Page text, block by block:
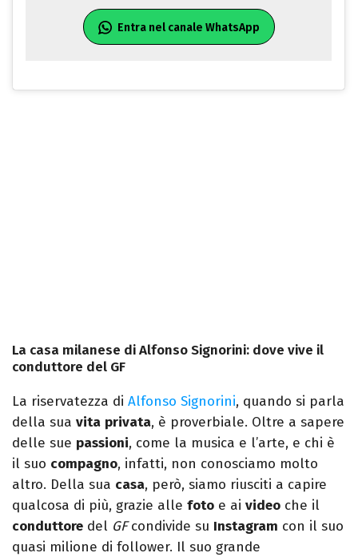
Entra nel canale WhatsApp
La casa milanese di Alfonso Signorini: dove vive il
conduttore del GF
La riservatezza di Alfonso Signorini, quando si parla
della sua vita privata, è proverbiale. Oltre a sapere
delle sue passioni, come la musica e l’arte, e chi è
il suo compagno, infatti, non conosciamo molto
altro. Della sua casa, però, siamo riusciti a capire
qualcosa di più, grazie alle foto e ai video che il
conduttore del GFcondivide su Instagram con il suo
quasi milione di follower. Il suo grande